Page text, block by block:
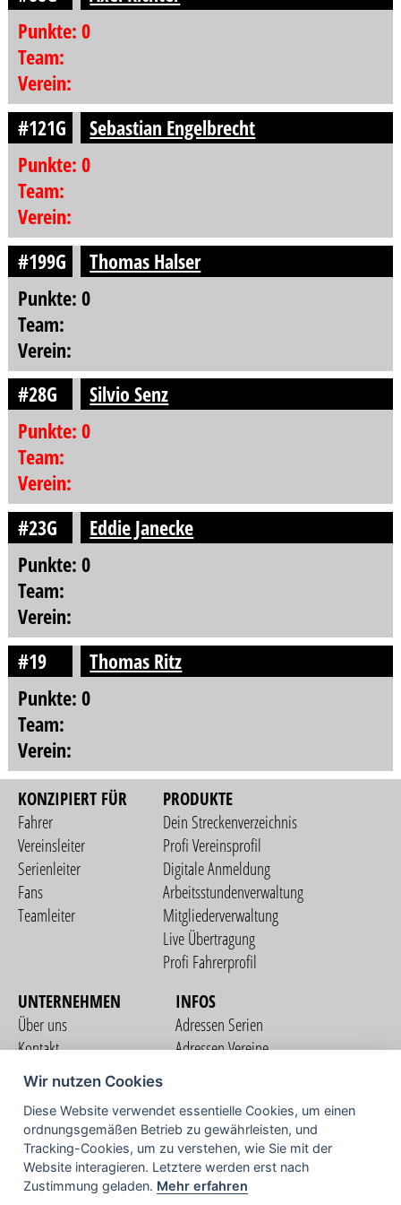
Punkte: 0
Team:
Verein:
#121G
Sebastian Engelbrecht
Punkte: 0
Team:
Verein:
#199G
Thomas Halser
Punkte: 0
Team:
Verein:
#28G
Silvio Senz
Punkte: 0
Team:
Verein:
#23G
Eddie Janecke
Punkte: 0
Team:
Verein:
#19
Thomas Ritz
Punkte: 0
Team:
Verein:
KONZIPIERT FÜR
Fahrer
Vereinsleiter
Serienleiter
Fans
Teamleiter
PRODUKTE
Dein Streckenverzeichnis
Profi Vereinsprofil
Digitale Anmeldung
Arbeitsstundenverwaltung
Mitgliederverwaltung
Live Übertragung
Profi Fahrerprofil
UNTERNEHMEN
Über uns
Kontakt
Nutzungsbedingungen
Datenschutzerklärung
Impressum
INFOS
Adressen Serien
Adressen Vereine
COMMUNITY
Wir nutzen Cookies
Diese Website verwendet essentielle Cookies, um einen
ordnungsgemäßen Betrieb zu gewährleisten, und
Tracking-Cookies, um zu verstehen, wie Sie mit der
Website interagieren. Letztere werden erst nach
Zustimmung geladen. Mehr erfahren